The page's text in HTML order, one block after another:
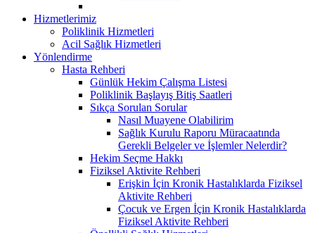
Hizmetlerimiz
Poliklinik Hizmetleri
Acil Sağlık Hizmetleri
Yönlendirme
Hasta Rehberi
Günlük Hekim Çalışma Listesi
Poliklinik Başlayış Bitiş Saatleri
Sıkça Sorulan Sorular
Nasıl Muayene Olabilirim
Sağlık Kurulu Raporu Müracaatında
Gerekli Belgeler ve İşlemler Nelerdir?
Hekim Seçme Hakkı
Fiziksel Aktivite Rehberi
Erişkin İçin Kronik Hastalıklarda Fiziksel
Aktivite Rehberi
Çocuk ve Ergen İçin Kronik Hastalıklarda
Fiziksel Aktivite Rehberi